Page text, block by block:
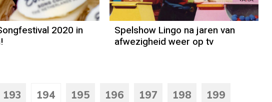
2020 in
Spelshow Lingo na jaren van
afwezigheid weer op tv
193 194 195 196 197 198 199